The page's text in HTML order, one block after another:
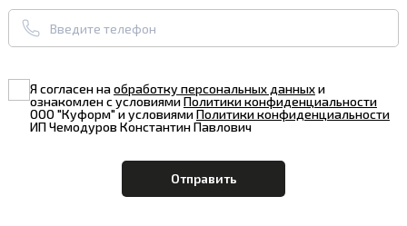
Я согласен наобработку персональных данныхи
ознакомлен с условиямиПолитики конфиденциальности
ООО "Куформ" и условиямиПолитики конфиденциальности
ИП Чемодуров Константин Павлович